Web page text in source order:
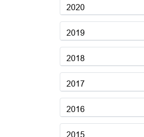
2020
2019
2018
2017
2016
2015